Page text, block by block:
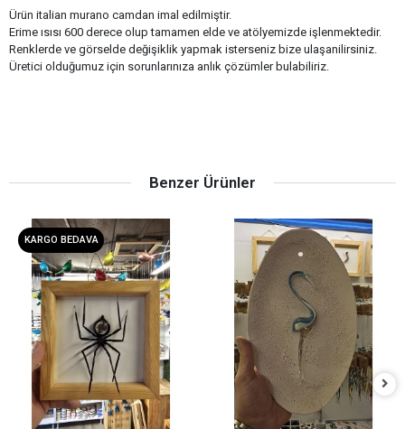
Ürün italian murano camdan imal edilmiştir.
Erime ısısı 600 derece olup tamamen elde ve atölyemizde işlenmektedir.
Renklerde ve görselde değişiklik yapmak isterseniz bize ulaşanilirsiniz.
Üretici olduğumuz için sorunlarınıza anlık çözümler bulabiliriz.
Benzer Ürünler
KARGO BEDAVA